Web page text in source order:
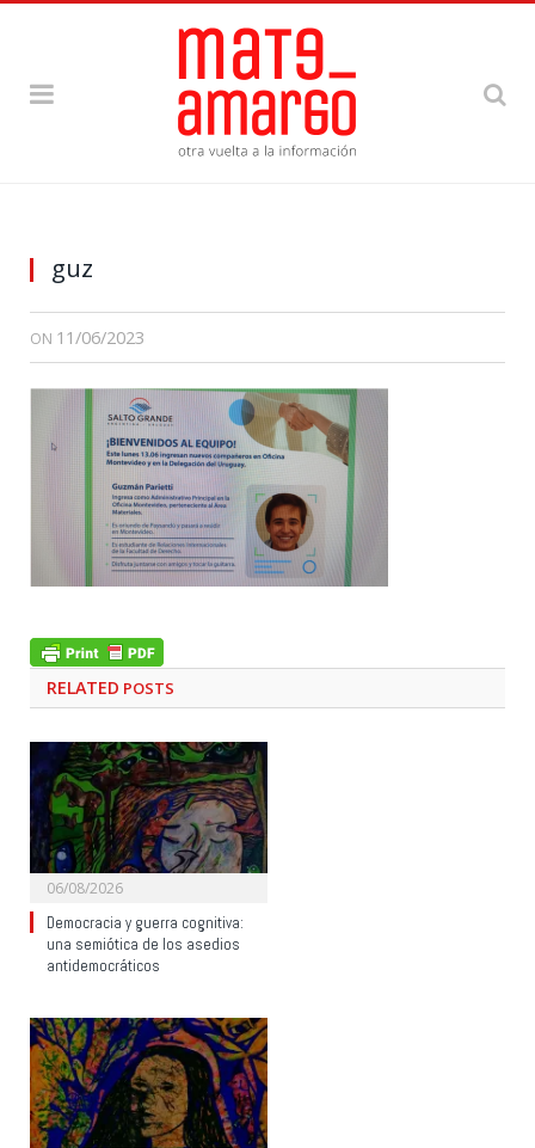
guz
ON 11/06/2023
RELATED POSTS
06/08/2026
Democracia y guerra cognitiva:
una semiótica de los asedios
antidemocráticos